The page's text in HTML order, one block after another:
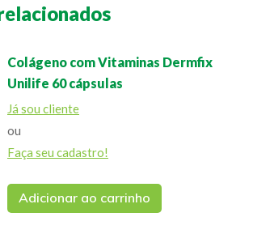
Colágeno com Vitaminas Dermfix
Unilife 60 cápsulas
Já sou cliente
ou
Faça seu cadastro!
Adicionar ao carrinho